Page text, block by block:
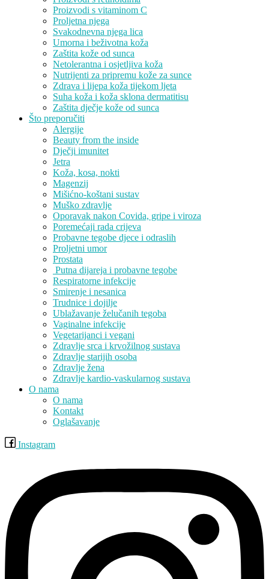
Proizvodi s vitaminom C
Proljetna njega
Svakodnevna njega lica
Umorna i beživotna koža
Zaštita kože od sunca
Netolerantna i osjetljiva koža
Nutrijenti za pripremu kože za sunce
Zdrava i lijepa koža tijekom ljeta
Suha koža i koža sklona dermatitisu
Zaštita dječje kože od sunca
Što preporučiti
Alergije
Beauty from the inside
Dječji imunitet
Jetra
Koža, kosa, nokti
Magenzij
Mišićno-koštani sustav
Muško zdravlje
Oporavak nakon Covida, gripe i viroza
Poremećaji rada crijeva
Probavne tegobe djece i odraslih
Proljetni umor
Prostata
Putna dijareja i probavne tegobe
Respiratorne infekcije
Smirenje i nesanica
Trudnice i dojilje
Ublažavanje želučanih tegoba
Vaginalne infekcije
Vegetarijanci i vegani
Zdravlje srca i krvožilnog sustava
Zdravlje starijih osoba
Zdravlje žena
Zdravlje kardio-vaskularnog sustava
O nama
O nama
Kontakt
Oglašavanje
Instagram